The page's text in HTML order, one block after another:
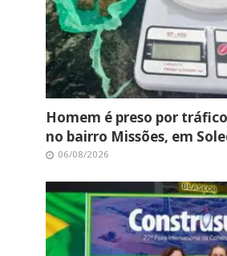
Homem é preso por
no bairro Missões, em
06/08/2026